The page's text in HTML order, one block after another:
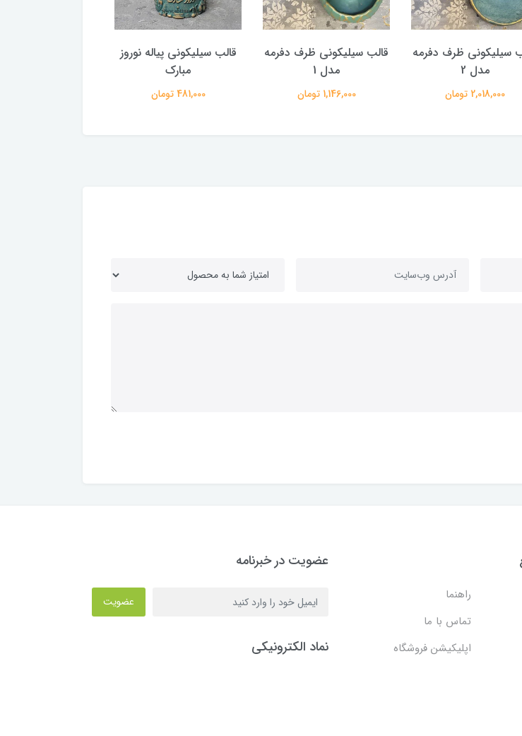
سیلیکونی ظرف دفرمه
مدل 2
2,018,000 تومان
قالب سیلیکونی ظرف دفرمه
مدل 1
1,146,000 تومان
قالب سیلیکونی پیاله نوروز
مبارک
481,000 تومان
راهنما
تماس با ما
اپلیکیشن فروشگاه
عضویت در خبرنامه
عضویت
نماد الکترونیکی